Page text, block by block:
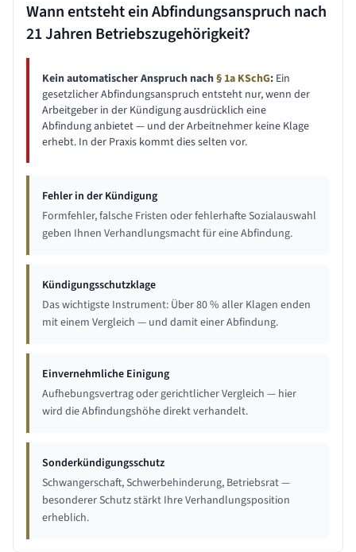
Wann entsteht ein Abfindungsanspruch nach
21 Jahren Betriebszugehörigkeit?
Kein automatischer Anspruch nach§ 1a KSchG: Ein
gesetzlicher Abfindungsanspruch entsteht nur, wenn der
Arbeitgeber in der Kündigung ausdrücklich eine
Abfindung anbietet — und der Arbeitnehmer keine Klage
erhebt. In der Praxis kommt dies selten vor.
Fehler in der Kündigung
Formfehler, falsche Fristen oder fehlerhafte Sozialauswahl
geben Ihnen Verhandlungsmacht für eine Abfindung.
Kündigungsschutzklage
Das wichtigste Instrument: Über 80 % aller Klagen enden
mit einem Vergleich — und damit einer Abfindung.
Einvernehmliche Einigung
Aufhebungsvertrag oder gerichtlicher Vergleich — hier
wird die Abfindungshöhe direkt verhandelt.
Sonderkündigungsschutz
Schwangerschaft, Schwerbehinderung, Betriebsrat —
besonderer Schutz stärkt Ihre Verhandlungsposition
erheblich.